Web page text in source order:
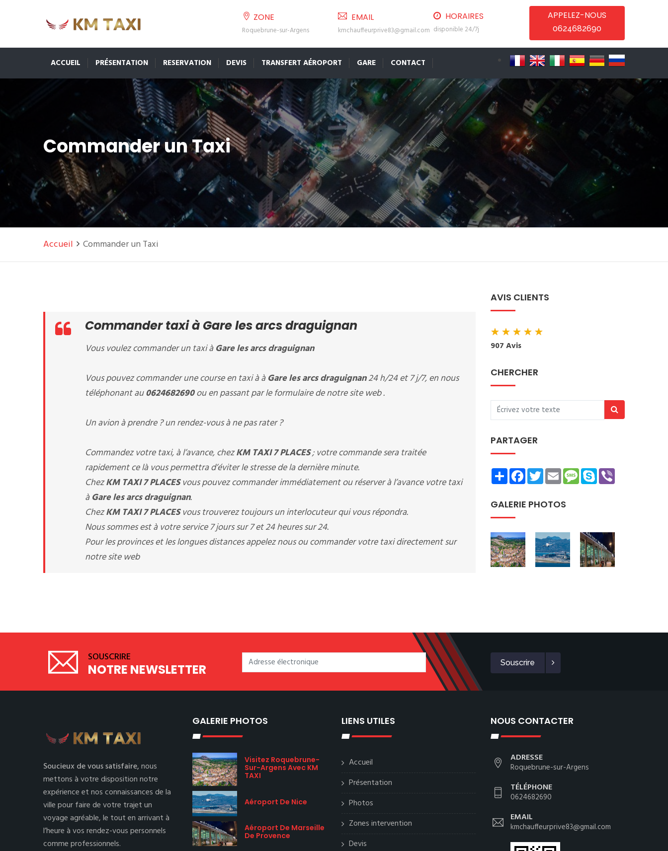
ZONE
Roquebrune-sur-Argens
EMAIL
kmchauffeurprive83@gmail.com
HORAIRES
disponible 24/7j
APPELEZ-NOUS
0624682690
ACCUEIL PRÉSENTATION RESERVATION DEVIS TRANSFERT AÉROPORT GARE CONTACT
Commander un Taxi
Accueil Commander un Taxi
Commander taxi à Gare les arcs draguignan
Vous voulez commander un taxi àGare les arcs draguignan
Vous pouvez commander une course en taxi à àGare les arcs draguignan24 h/24 et 7 j/7, en nous
téléphonant au0624682690ou en passant par le formulaire de notre site web .
Un avion à prendre ? un rendez-vous à ne pas rater ?
Commandez votre taxi, à l’avance, chezKM TAXI 7 PLACES; votre commande sera traitée
rapidement ce là vous permettra d’éviter le stresse de la dernière minute.
ChezKM TAXI 7 PLACESvous pouvez commander immédiatement ou réserver à l’avance votre taxi
àGare les arcs draguignan.
ChezKM TAXI 7 PLACESvous trouverez toujours un interlocuteur qui vous répondra.
Nous sommes est à votre service 7 jours sur 7 et 24 heures sur 24.
Pour les provinces et les longues distances appelez nous ou commander votre taxi directement sur
notre site web
AVIS CLIENTS
★★★★★
907 Avis
CHERCHER
PARTAGER
ShareFacebookTwitterEmailMessage
Skype
GALERIE PHOTOS
SOUSCRIRE
NOTRE NEWSLETTER Souscrire
Soucieux de vous satisfaire,nous
mettons à votre disposition notre
expérience et nos connaissances de la
ville pour faire de votre trajet un
voyage agréable, le tout en arrivant à
l’heure à vos rendez-vous personnels
comme professionnels.
GALERIE PHOTOS
Visitez Roquebrune-
Sur-Argens Avec KM
TAXI
Aéroport De Nice
Aéroport De Marseille
De Provence
LIENS UTILES
Accueil
Présentation
Photos
Zones intervention
Devis
NOUS CONTACTER
ADRESSE
Roquebrune-sur-Argens
TÉLÉPHONE
0624682690
EMAIL
kmchauffeurprive83@gmail.com